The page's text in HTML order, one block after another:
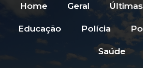
Home Geral Últimas
Educação Polícia
Saúde